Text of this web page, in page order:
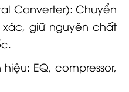
Converter): Chuyển
giữ nguyên chất
EQ, compressor,